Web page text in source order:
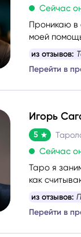
Сейчас
Проникаю в
моей
какой
из отзывов:
Перейти в
Игорь
5
Сейчас
Таро я
как
Как
использую
из отзывов:
Перейти в